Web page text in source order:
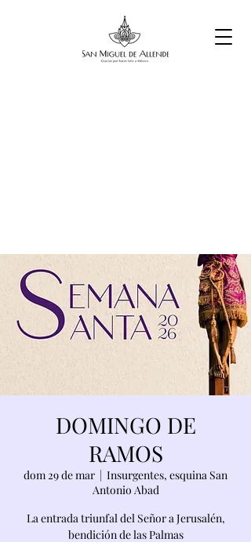
DOMINGO DE
RAMOS
dom 29 de mar
  |
Insurgentes, esquina San
Antonio Abad
La entrada triunfal del Señor a Jerusalén,
bendición de las Palmas